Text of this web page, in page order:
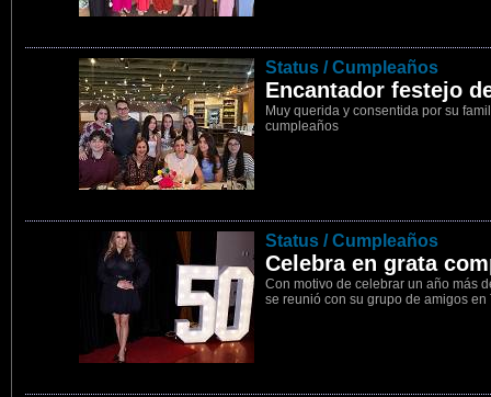
Status / Cumpleaños
Encantador festejo
Muy querida y consentida por su
cumpleaños
Status / Cumpleaños
Celebra en grata
Con motivo de celebrar un año más
se reunió con su grupo de amigos